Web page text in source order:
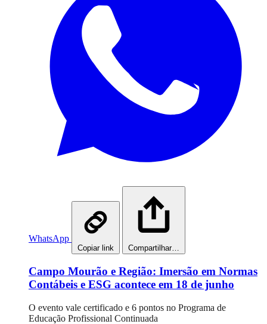
WhatsApp
Copiar link Compartilhar…
Campo Mourão e Região: Imersão em Normas
Contábeis e ESG acontece em 18 de junho
O evento vale certificado e 6 pontos no Programa de
Educação Profissional Continuada